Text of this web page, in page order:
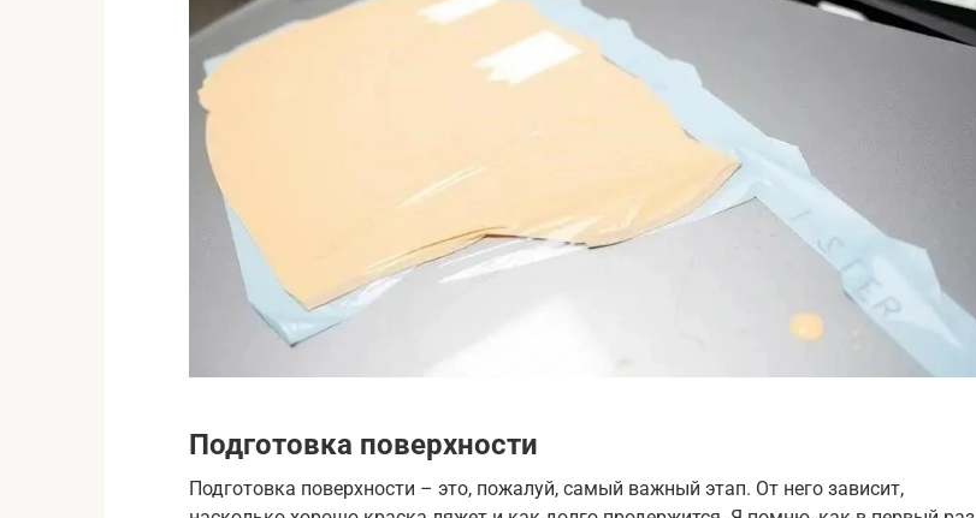
Подготовка поверхности
Подготовка поверхности – это, пожалуй, самый важный этап. От него зависит,